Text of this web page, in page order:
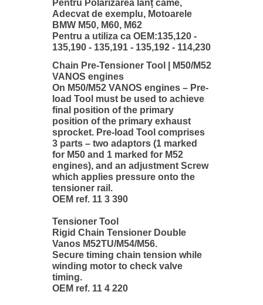
Pentru Polarizarea lanț came,
Adecvat de exemplu, Motoarele
BMW M50, M60, M62
Pentru a utiliza ca OEM:135,120 -
135,190 - 135,191 - 135,192 - 114,230
Chain Pre-Tensioner Tool | M50/M52
VANOS engines
On M50/M52 VANOS engines – Pre-
load Tool must be used to achieve
final position of the primary
position of the primary exhaust
sprocket. Pre-load Tool comprises
3 parts – two adaptors (1 marked
for M50 and 1 marked for M52
engines), and an adjustment Screw
which applies pressure onto the
tensioner rail.
OEM ref. 11 3 390
Tensioner Tool
Rigid Chain Tensioner Double
Vanos M52TU/M54/M56.
Secure timing chain tension while
winding motor to check valve
timing.
OEM ref. 11 4 220